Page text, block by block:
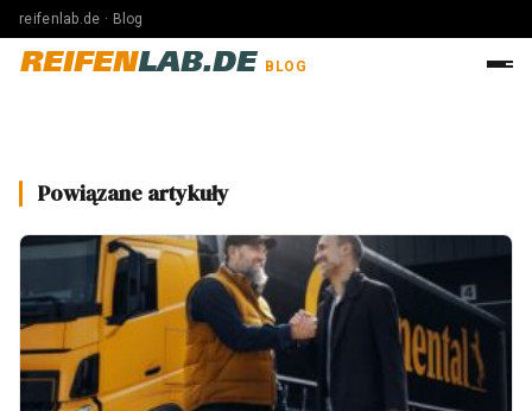
reifenlab.de · Blog
REIFENLAB.DE BLOG
Powiązane artykuły